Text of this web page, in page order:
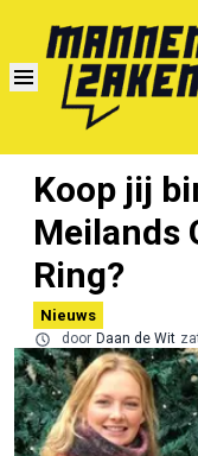
Koop jij
Meilands
Ring?
Nieuws
door Daan de Wit